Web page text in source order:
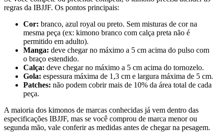
regras da IBJJF. Os pontos principais:
Cor: branco, azul royal ou preto. Sem misturas de cor na
mesma peça (ex: kimono branco com calça preta não é
permitido em adulto).
Manga: deve chegar no máximo a 5 cm acima do pulso com
o braço estendido.
Calça: deve chegar no máximo a 5 cm acima do tornozelo.
Gola: espessura máxima de 1,3 cm e largura máxima de 5 cm.
Patches: não podem cobrir mais de 10% da área total de cada
peça.
A maioria dos kimonos de marcas conhecidas já vem dentro das
especificações IBJJF, mas se você comprou de marca menor ou
segunda mão, vale conferir as medidas antes de chegar na pesagem.